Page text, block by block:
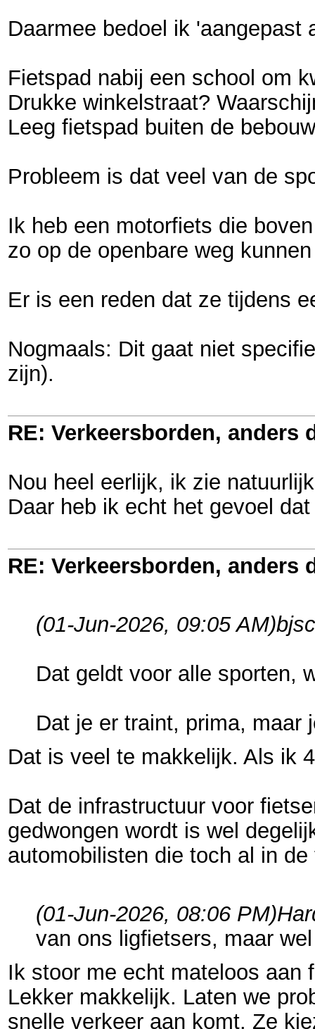
Daarmee bedoel ik 'aangepast
Fietspad nabij een school om
Drukke winkelstraat?
Leeg fietspad buiten de
Probleem is dat veel van de
Ik heb een motorfiets die
zo op de openbare weg
Er is een reden dat ze tijdens
Nogmaals: Dit gaat niet
zijn).
RE: Verkeersborden, anders
Nou heel eerlijk, ik zie
Daar heb ik echt het gevoel
RE: Verkeersborden, anders
(01-Jun-2026, 09:05 AM)
Dat geldt voor alle sporten,
Dat je er traint, prima, maar
Dat is veel te makkelijk. Als ik
Dat de infrastructuur voor
gedwongen wordt is wel
automobilisten die toch al in
(01-Jun-2026, 08:06 PM)
van ons ligfietsers, maar
Ik stoor me echt mateloos aan
Lekker makkelijk. Laten we
snelle verkeer aan komt. Ze